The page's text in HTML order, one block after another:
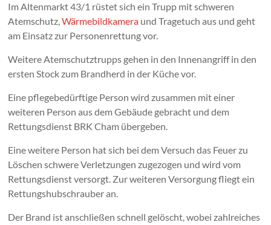
Im Altenmarkt 43/1 rüstet sich ein Trupp mit schweren
Atemschutz,Wärmebildkamera und Tragetuch aus und geht
am Einsatz zur Personenrettung vor.
Weitere Atemschutztrupps gehen in den Innenangriff in den
ersten Stock zum Brandherd in der Küche vor.
Eine pflegebedürftige Person wird zusammen mit einer
weiteren Person aus dem Gebäude gebracht und dem
Rettungsdienst BRK Cham übergeben.
Eine weitere Person hat sich bei dem Versuch das Feuer zu
Löschen schwere Verletzungen zugezogen und wird vom
Rettungsdienst versorgt. Zur weiteren Versorgung fliegt ein
Rettungshubschrauber an.
Der Brand ist anschließen schnell gelöscht, wobei zahlreiches